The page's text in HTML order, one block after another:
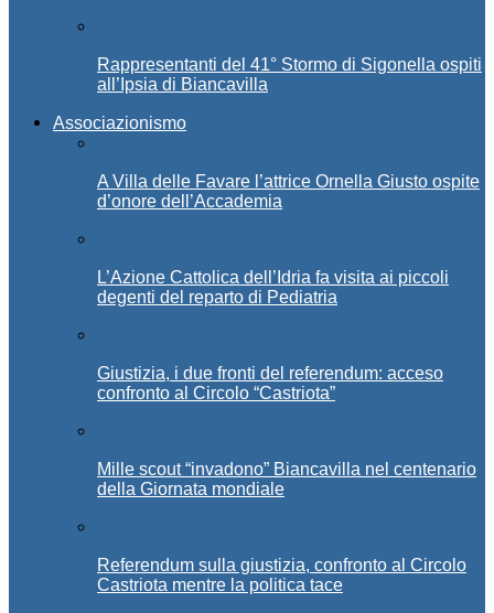
Rappresentanti del 41° Stormo di Sigonella ospiti
all’Ipsia di Biancavilla
Associazionismo
A Villa delle Favare l’attrice Ornella Giusto ospite
d’onore dell’Accademia
L’Azione Cattolica dell’Idria fa visita ai piccoli
degenti del reparto di Pediatria
Giustizia, i due fronti del referendum: acceso
confronto al Circolo “Castriota”
Mille scout “invadono” Biancavilla nel centenario
della Giornata mondiale
Referendum sulla giustizia, confronto al Circolo
Castriota mentre la politica tace